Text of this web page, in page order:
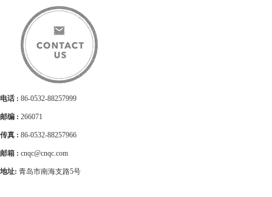
电话 : 86-0532-88257999
邮编 : 266071
传真 : 86-0532-88257966
邮箱 : cnqc@cnqc.com
地址: 青岛市南海支路5号